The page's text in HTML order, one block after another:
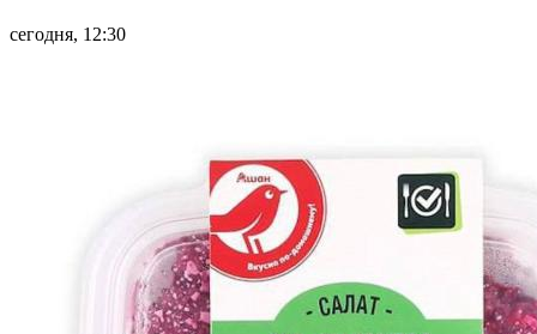
сегодня, 12:30